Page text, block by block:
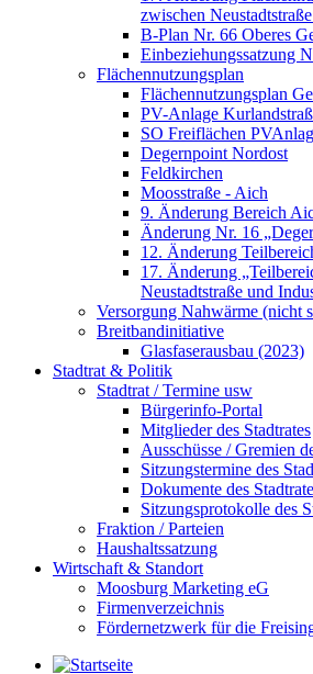
zwischen
B-Plan Nr. 66 Oberes
Einbeziehungssatzung
Flächennutzungsplan
Flächennutzungsplan
PV-Anlage
SO Freiflächen
Degernpoint Nordost
Feldkirchen
Moosstraße - Aich
9. Änderung Bereich
Änderung Nr. 16
12. Änderung
17. Änderung
Neustadtstraße und
Versorgung Nahwärme (nicht
Breitbandinitiative
Glasfaserausbau (2023)
Stadtrat & Politik
Stadtrat / Termine usw
Bürgerinfo-Portal
Mitglieder des Stadtrates
Ausschüsse / Gremien
Sitzungstermine des
Dokumente des
Sitzungsprotokolle des
Fraktion / Parteien
Haushaltssatzung
Wirtschaft & Standort
Moosburg Marketing eG
Firmenverzeichnis
Fördernetzwerk für die